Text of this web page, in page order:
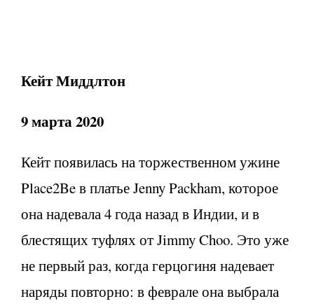
Кейт Миддлтон
9 марта 2020
Кейт появилась на торжественном ужине
Place2Be в платье Jenny Packham, которое
она надевала 4 года назад в Индии, и в
блестящих туфлях от Jimmy Choo. Это уже
не первый раз, когда герцогиня надевает
наряды повторно: в феврале она выбрала